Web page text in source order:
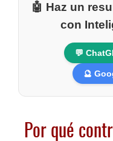
🤖 Haz un
con
💬
🔮
Por qué